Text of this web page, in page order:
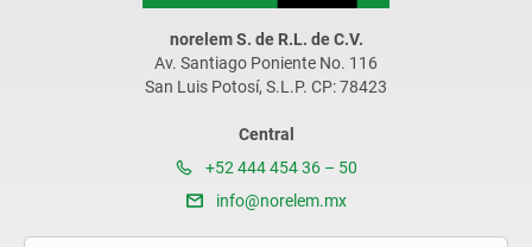
norelem S. de R.L. de C.V.
Av. Santiago Poniente No. 116
San Luis Potosí, S.L.P. CP: 78423
Central
+52 444 454 36 – 50
info@norelem.mx